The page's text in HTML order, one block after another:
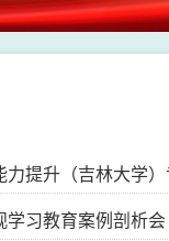
提升（吉林大学）
习教育案例剖析会